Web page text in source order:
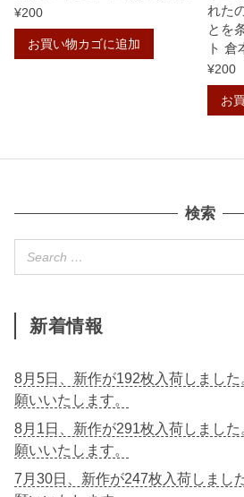
¥200
お買い物カゴに追加
れた
とを
ト
¥200
お
検索
新着情報
8月5日、新作が192枚入荷しまし
願いいたします。
8月1日、新作が291枚入荷しまし
願いいたします。
7月30日、新作が247枚入荷しまし